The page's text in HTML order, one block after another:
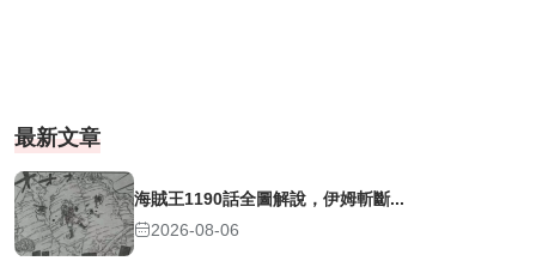
最新文章
海賊王1190話全圖解說，伊姆斬斷...
2026-08-06